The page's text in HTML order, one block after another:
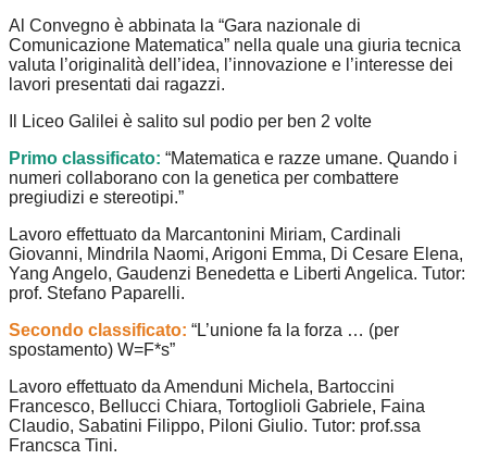
Al Convegno è abbinata la “Gara nazionale di
Comunicazione Matematica” nella quale una giuria tecnica
valuta l’originalità dell’idea, l’innovazione e l’interesse dei
lavori presentati dai ragazzi.
Il Liceo Galilei è salito sul podio per ben 2 volte
Primo classificato: “Matematica e razze umane. Quando i
numeri collaborano con la genetica per combattere
pregiudizi e stereotipi.”
Lavoro effettuato da Marcantonini Miriam, Cardinali
Giovanni, Mindrila Naomi, Arigoni Emma, Di Cesare Elena,
Yang Angelo, Gaudenzi Benedetta e Liberti Angelica. Tutor:
prof. Stefano Paparelli.
Secondo classificato: “L’unione fa la forza … (per
spostamento) W=F*s”
Lavoro effettuato da Amenduni Michela, Bartoccini
Francesco, Bellucci Chiara, Tortoglioli Gabriele, Faina
Claudio, Sabatini Filippo, Piloni Giulio. Tutor: prof.ssa
Francsca Tini.